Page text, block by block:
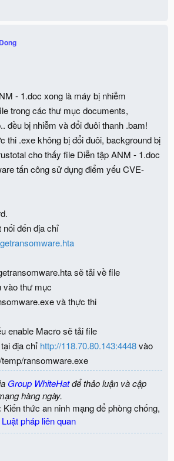
- 1.doc xong là máy bị nhiễm
trong các thư mục documents,
đều bị nhiễm và đổi đuôi thanh .bam!
thi .exe không bị đổi đuôi, background bị
cho thấy file Diễn tập ANM - 1.doc
tấn công sử dụng điểm yếu CVE-
đến địa chỉ
sẽ tải về file
vào thư mục
và thực thi
enable Macro sẽ tải file
địa chỉ http://118.70.80.143:4448vào
ransomware.exe
Group WhiteHatđể thảo luận và cập
hàng ngày.
Kiến thức an ninh mạng để phòng chống,
Luật pháp liên quan